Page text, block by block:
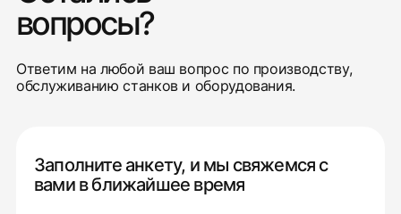
вопросы?
Ответим на любой ваш вопрос по производству,
обслуживанию станков и оборудования.
Заполните анкету, и мы свяжемся с
вами в ближайшее время